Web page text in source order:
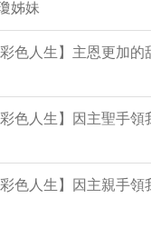
姊妹
色人生】主恩更加的
色人生】因主聖手領
色人生】因主親手領